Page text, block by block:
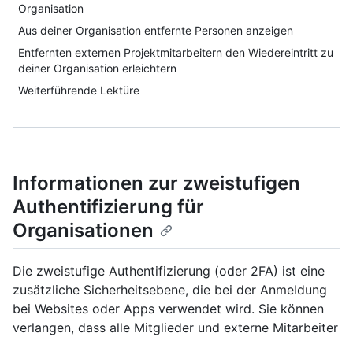
Organisation
Aus deiner Organisation entfernte Personen anzeigen
Entfernten externen Projektmitarbeitern den Wiedereintritt zu
deiner Organisation erleichtern
Weiterführende Lektüre
Informationen zur zweistufigen
Authentifizierung für
Organisationen
Die zweistufige Authentifizierung (oder 2FA) ist eine
zusätzliche Sicherheitsebene, die bei der Anmeldung
bei Websites oder Apps verwendet wird. Sie können
verlangen, dass alle Mitglieder und externe Mitarbeiter